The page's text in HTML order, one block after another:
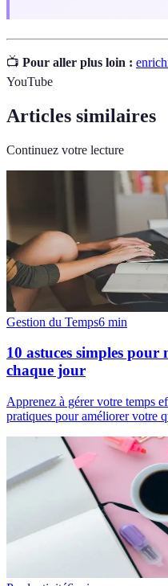
📺 Pour aller plus loin :
YouTube
Articles similaires
Continuez votre lecture
Gestion du Temps6 min
10 astuces simples
chaque jour
Apprenez à gérer votre temps
pratiques pour améliorer votre